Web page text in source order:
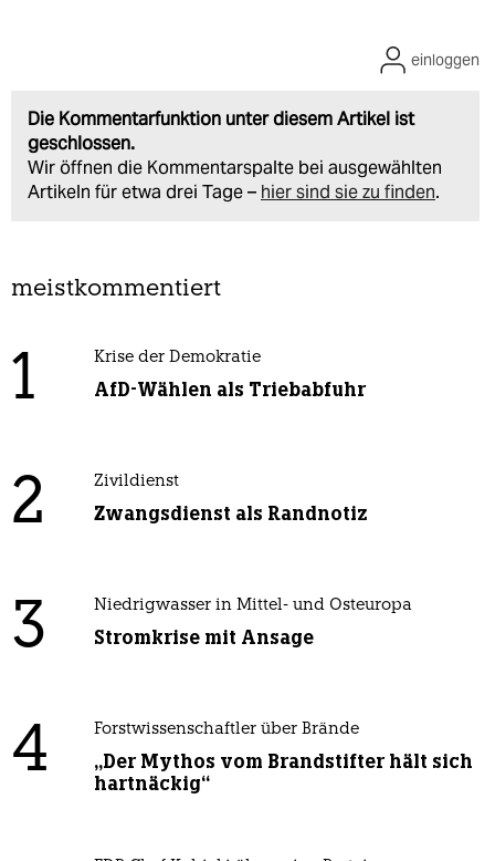
Die Kommentarfunktion unter diesem Artikel ist
geschlossen.
Wir öffnen die Kommentarspalte bei ausgewählten
Artikeln für etwa drei Tage – hier sind sie zu finden.
einloggen
meistkommentiert
1 Krise der Demokratie
AfD-Wählen als Triebabfuhr
2 Zivildienst
Zwangsdienst als Randnotiz
3 Niedrigwasser in Mittel- und Osteuropa
Stromkrise mit Ansage
4 Forstwissenschaftler über Brände
„Der Mythos vom Brandstifter hält sich
hartnäckig“